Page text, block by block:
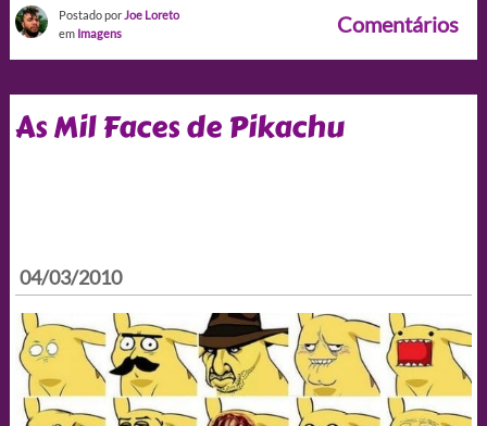
Postado por Joe Loreto
em Imagens Comentários
As Mil Faces de Pikachu
04/03/2010